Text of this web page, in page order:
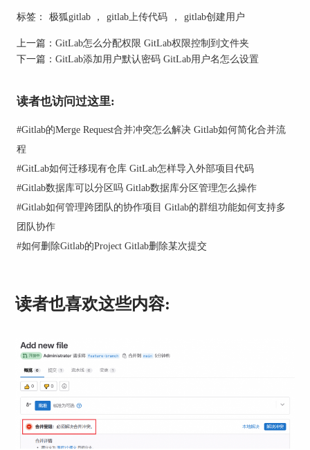
图2：创建userinfo.txt文件
3、创建gitlabAddUser.sh文件，其中PRIVATE-
token，API地址也需要改为自己的gitlab服务器地
（https://docs.gitlab.com/ce/api/）。文件内容如下：
4、打开shell命令窗口，找到gitlabAddUser.sh文
件，给此文件添加可执行权限“chmod +x
可。
标签： 极狐gitlab ， gitlab上传代码 ， gitlab创建用户
上一篇： GitLab怎么分配权限 GitLab权限控制到文件夹
下一篇： GitLab添加用户默认密码 GitLab用户名怎么设置
读者也访问过这里:
#Gitlab的Merge Request合并冲突怎么解决 Gitlab如何简化合并流
程
#GitLab如何迁移现有仓库 GitLab怎样导入外部项目代码
#Gitlab数据库可以分区吗 Gitlab数据库分区管理怎么操作
#Gitlab如何管理跨团队的协作项目 Gitlab的群组功能如何支持多
团队协作
#如何删除Gitlab的Project Gitlab删除某次提交
读者也喜欢这些内容: